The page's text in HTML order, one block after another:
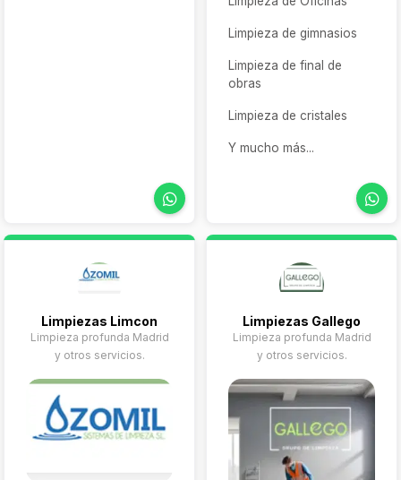
servicios pensados para
el cuidado de personas
inmuebles.
Limpieza de gimnasios
Limpieza de final de
obras
Limpieza de cristales
Y mucho más...
Limpiezas Limcon
Limpieza profunda Madrid
y otros servicios.
Limpiezas Gallego
Limpieza profunda Madrid
y otros servicios.